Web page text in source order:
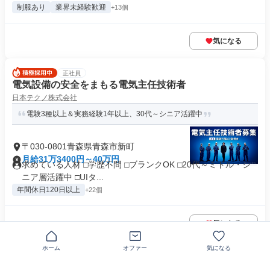
制服あり 業界未経験歓迎 +13個
気になる
正社員
電気設備の安全をまもる電気主任技術者
日本テクノ株式会社
電験3種以上＆実務経験1年以上、30代～シニア活躍中
〒030-0801青森県青森市新町
月給31万3400円～40万円
求めている人材 □学歴不問 □ブランクOK □20代～ミドル・シ
ニア層活躍中 □UIタ...
年間休日120日以上 +22個
気になる
ホーム オファー 気になる